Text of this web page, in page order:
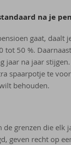
na je
gaat, daalt
tot 50 %.
jaar na jaar
spaarpotje te
behouden.
de grenzen die elk
geven recht op